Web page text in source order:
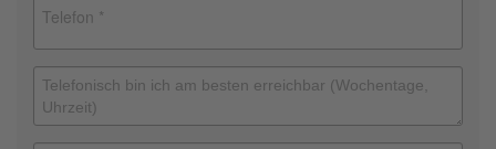
MUSTERHAUS FINDEN